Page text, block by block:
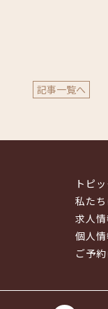
記事一覧へ
トピ
私た
求人情
個人
ご予